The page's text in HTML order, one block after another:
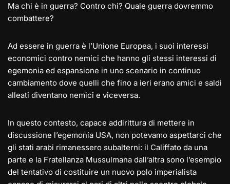
Ma chi è in guerra? Contro chi? Quale guerra dovremmo
combattere?
Ad essere in guerra è l’Unione Europea, i suoi interessi
economici contro nemici che hanno gli stessi interessi di
egemonia ed espansione in uno scenario in continuo
cambiamento dove quelli che fino a ieri erano amici e saldi
alleati diventano nemici e viceversa.
In questo contesto, capace addirittura di mettere in
discussione l’egemonia USA, non potevamo aspettarci che
gli stati arabi rimanessero subalterni: il Califfato da una
parte e la Fratellanza Mussulmana dall’altra sono l’esempio
del tentativo di costituire un nuovo polo imperialista